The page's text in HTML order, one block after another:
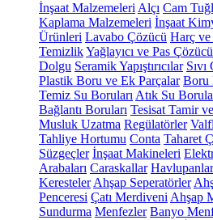
İnşaat Malzemeleri Alçı Cam
Kaplama Malzemeleri İnşaat
Ürünleri Lavabo Çözücü Harç ve
TemizlikYağlayıcı ve Pas Çözücü
Dolgu Seramik Yapıştırıcılar Sıvı
Plastik Boru ve Ek Parçalar Boru
Temiz Su Boruları Atık Su
Bağlantı Boruları Tesisat Tamir
Musluk Uzatma Regülatörler
Tahliye Hortumu Conta Taharet
Süzgeçler İnşaat Makineleri
Arabaları Caraskallar Havlupanlar
Keresteler Ahşap Seperatörler
Penceresi Çatı Merdiveni Ahşap
Sundurma Menfezler Banyo